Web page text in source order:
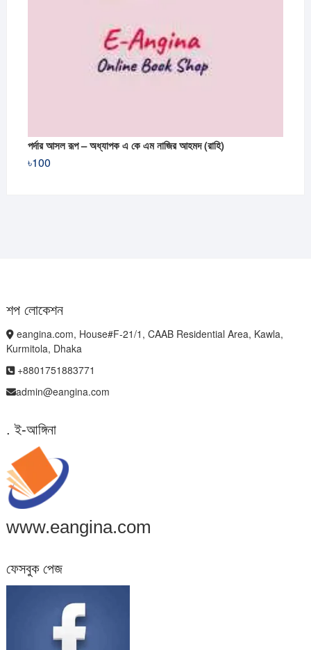
পর্দার আসল রূপ – অধ্যাপক এ কে এম নাজির আহমদ (রাহি)
৳100
শপ লোকেশন
eangina.com, House#F-21/1, CAAB Residential Area, Kawla,
Kurmitola, Dhaka
+8801751883771
admin@eangina.com
. ই-আঙ্গিনা
www.eangina.com
ফেসবুক পেজ